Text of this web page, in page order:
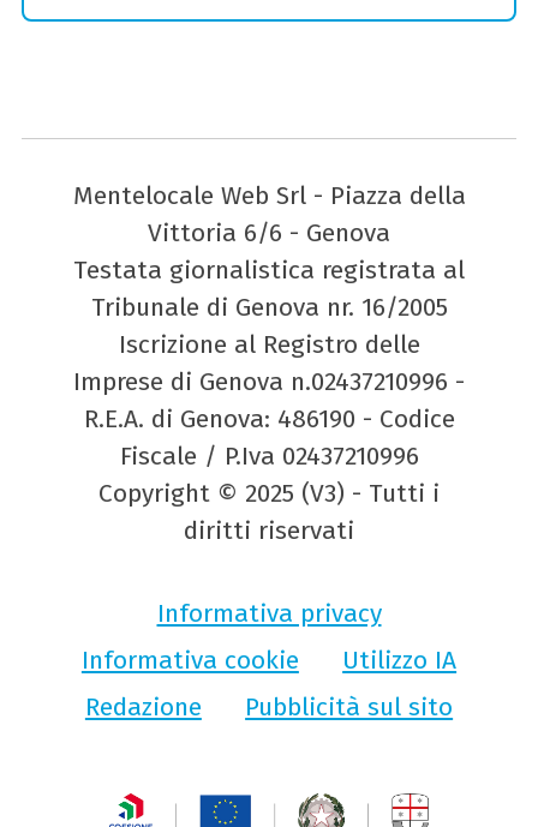
Mentelocale Web Srl - Piazza della
Vittoria 6/6 - Genova
Testata giornalistica registrata al
Tribunale di Genova nr. 16/2005
Iscrizione al Registro delle
Imprese di Genova n.02437210996 -
R.E.A. di Genova: 486190 - Codice
Fiscale / P.Iva 02437210996
Copyright © 2025 (V3) - Tutti i
diritti riservati
Informativa privacy
Informativa cookie
Utilizzo IA
Redazione
Pubblicità sul sito